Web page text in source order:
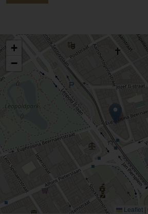
+
−
Leaflet |